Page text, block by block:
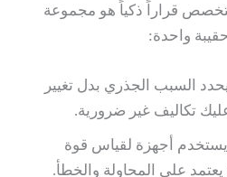
قراراً ذكياً هو مجموعة
واحدة:
السبب الجذري بدل تغيير
تكاليف غير ضرورية.
يستخدم أجهزة لقياس قوة
يعتمد على المحاولة والخطأ.